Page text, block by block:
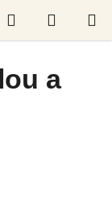
Search
CART
a